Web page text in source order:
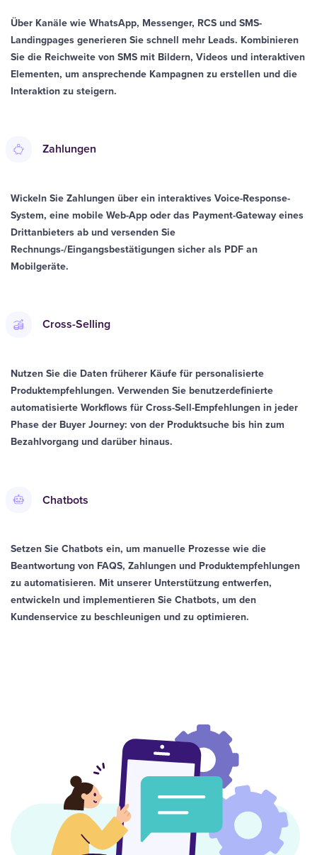
Über Kanäle wie WhatsApp, Messenger, RCS und SMS-
Landingpages generieren Sie schnell mehr Leads. Kombinieren
Sie die Reichweite von SMS mit Bildern, Videos und interaktiven
Elementen, um ansprechende Kampagnen zu erstellen und die
Interaktion zu steigern.
Zahlungen
Wickeln Sie Zahlungen über ein interaktives Voice-Response-
System, eine mobile Web-App oder das Payment-Gateway eines
Drittanbieters ab und versenden Sie
Rechnungs-/Eingangsbestätigungen sicher als PDF an
Mobilgeräte.
Cross-Selling
Nutzen Sie die Daten früherer Käufe für personalisierte
Produktempfehlungen. Verwenden Sie benutzerdefinierte
automatisierte Workflows für Cross-Sell-Empfehlungen in jeder
Phase der Buyer Journey: von der Produktsuche bis hin zum
Bezahlvorgang und darüber hinaus.
Chatbots
Setzen Sie Chatbots ein, um manuelle Prozesse wie die
Beantwortung von FAQS, Zahlungen und Produktempfehlungen
zu automatisieren. Mit unserer Unterstützung entwerfen,
entwickeln und implementieren Sie Chatbots, um den
Kundenservice zu beschleunigen und zu optimieren.